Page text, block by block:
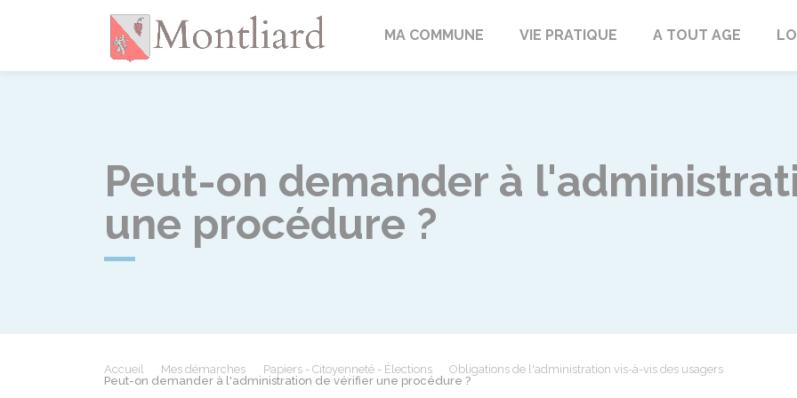
MontliardMA COMMUNE VIE PRATIQUE A TOUT AGE
Peut-on demander à
une procédure ?
Accueil Mes démarches Papiers - Citoyenneté - Élections
Obligations de l'administration vis-à-vis des usagers
Peut-on demander à l'administration de vérifier une procédure ?